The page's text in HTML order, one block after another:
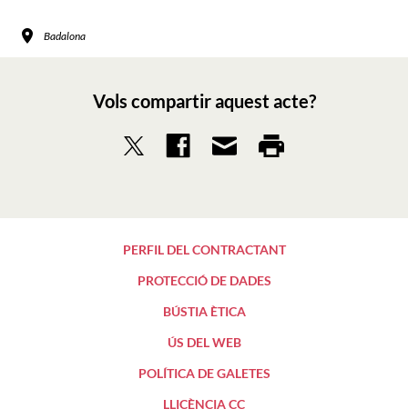
Badalona
Vols compartir aquest acte?
PERFIL DEL CONTRACTANT
PROTECCIÓ DE DADES
BÚSTIA ÈTICA
ÚS DEL WEB
POLÍTICA DE GALETES
LLICÈNCIA CC